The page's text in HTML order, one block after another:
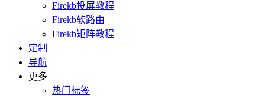
Firekb投屏教程
Firekb软路由
Firekb矩阵教程
定制
导航
更多
热门标签